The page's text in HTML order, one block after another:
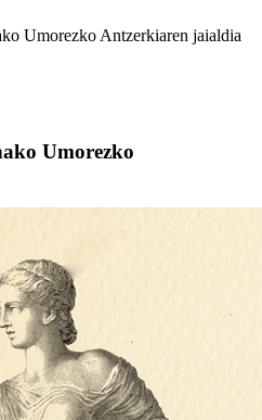
Umorezko Antzerkiaren jaialdia
Umorezko